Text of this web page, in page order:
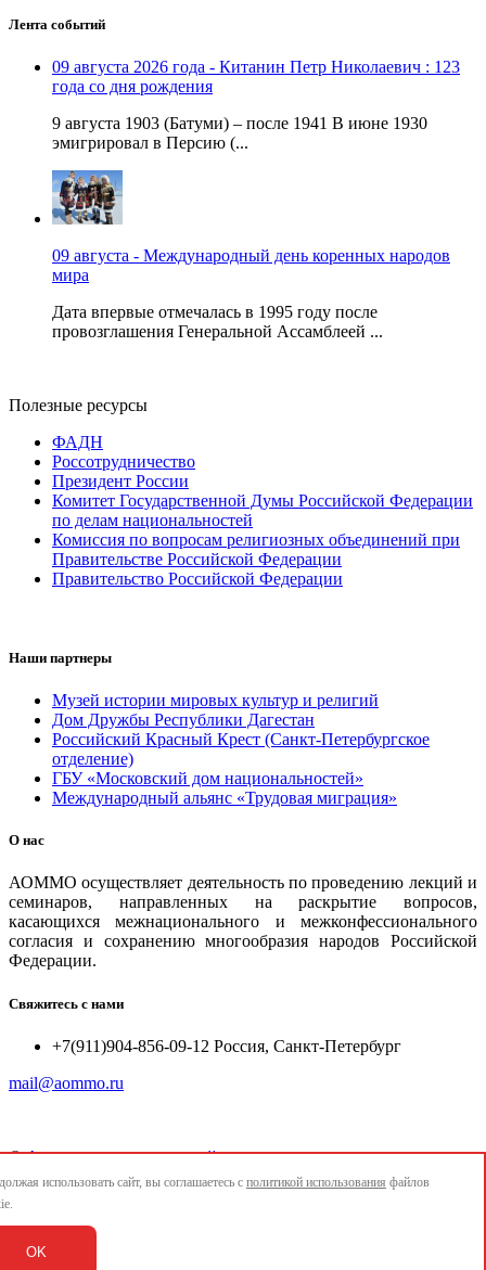
Лента событий
09 августа 2026 года - Китанин Петр Николаевич : 123
года со дня рождения
9 августа 1903 (Батуми) – после 1941 В июне 1930
эмигрировал в Персию (...
09 августа - Международный день коренных народов
мира
Дата впервые отмечалась в 1995 году после
провозглашения Генеральной Ассамблеей ...
Полезные ресурсы
ФАДН
Россотрудничество
Президент России
Комитет Государственной Думы Российской Федерации
по делам национальностей
Комиссия по вопросам религиозных объединений при
Правительстве Российской Федерации
Правительство Российской Федерации
Наши партнеры
Музей истории мировых культур и религий
Дом Дружбы Республики Дагестан
Российский Красный Крест (Санкт-Петербургское
отделение)
ГБУ «Московский дом национальностей»
Международный альянс «Трудовая миграция»
О нас
АОММО осуществляет деятельность по проведению лекций и
семинаров, направленных на раскрытие вопросов,
касающихся межнационального и межконфессионального
согласия и сохранению многообразия народов Российской
Федерации.
Свяжитесь с нами
+7(911)904-856-09-12 Россия, Санкт-Петербург
mail@aommo.ru
© Ассоциация организаций по реализации национальных
проектов и достижению национальных целей развития
mail@aommo.ru
использовать сайт, вы соглашаетесь с политикой использования файлов
OK